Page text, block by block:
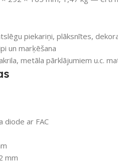
piekariņi, plāksnītes,
un marķēšana
metāla pārklājumiem u.c.
diode ar FAC
mm